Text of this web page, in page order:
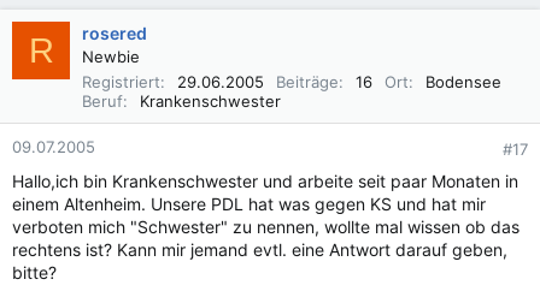
R rosered
Newbie
Registriert
29.06.2005 Beiträge 16 Ort
Bodensee
Beruf
Krankenschwester
09.07.2005 #17
Hallo,ich bin Krankenschwester und arbeite seit paar Monaten in
einem Altenheim. Unsere PDL hat was gegen KS und hat mir
verboten mich "Schwester" zu nennen, wollte mal wissen ob das
rechtens ist? Kann mir jemand evtl. eine Antwort darauf geben,
bitte?